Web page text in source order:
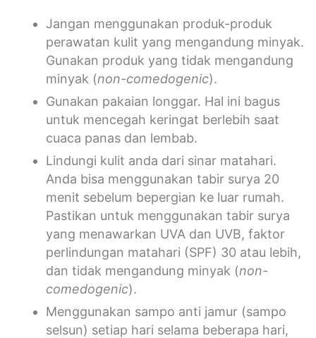
Jangan menggunakan produk-produk
perawatan kulit yang mengandung minyak.
Gunakan produk yang tidak mengandung
minyak (non-comedogenic).
Gunakan pakaian longgar. Hal ini bagus
untuk mencegah keringat berlebih saat
cuaca panas dan lembab.
Lindungi kulit anda dari sinar matahari.
Anda bisa menggunakan tabir surya 20
menit sebelum bepergian ke luar rumah.
Pastikan untuk menggunakan tabir surya
yang menawarkan UVA dan UVB, faktor
perlindungan matahari (SPF) 30 atau lebih,
dan tidak mengandung minyak (non-
comedogenic).
Menggunakan sampo anti jamur (sampo
selsun) setiap hari selama beberapa hari,